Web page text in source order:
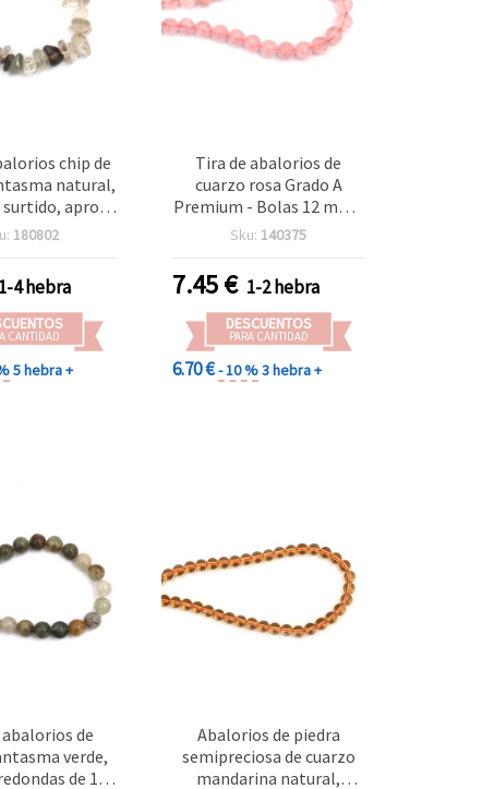
chip de
natural,
aprox.
45 cm
180802
1-4 hebra
CANTIDAD
5 hebra +
Tira de abalorios de
cuarzo rosa Grado A
Premium - Bolas 12 mm -
31 piezas - Piedra
bisutería y manualidades
Sku: 140375
7.45€ 1-2 hebra
DESCUENTOS
PARA CANTIDAD
6.70 €- 10 %3 hebra +
de
verde,
de 10
Abalorios de piedra
semipreciosa de cuarzo
mandarina natural,